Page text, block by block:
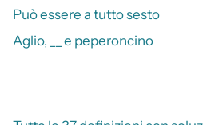
Può essere a tutto sesto
Aglio, __ e peperoncino